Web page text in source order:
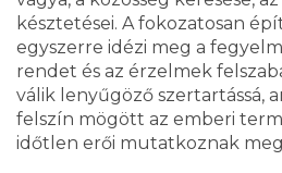
késztetései. A fokozatosan
egyszerre idézi meg a
rendet és az érzelmek
válik lenyűgöző szertartássá,
felszín mögött az emberi
időtlen erői mutatkoznak